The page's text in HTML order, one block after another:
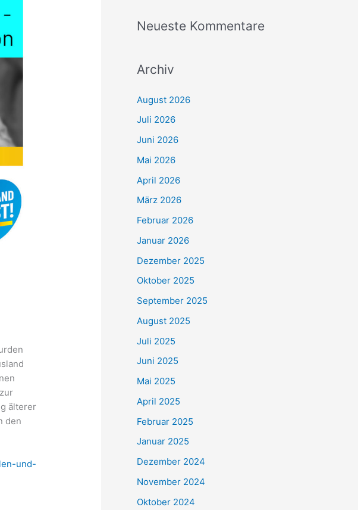
älterer
den
und-
Neueste Kommentare
Archiv
August 2026
Juli 2026
Juni 2026
Mai 2026
April 2026
März 2026
Februar 2026
Januar 2026
Dezember 2025
Oktober 2025
September 2025
August 2025
Juli 2025
Juni 2025
Mai 2025
April 2025
Februar 2025
Januar 2025
Dezember 2024
November 2024
Oktober 2024